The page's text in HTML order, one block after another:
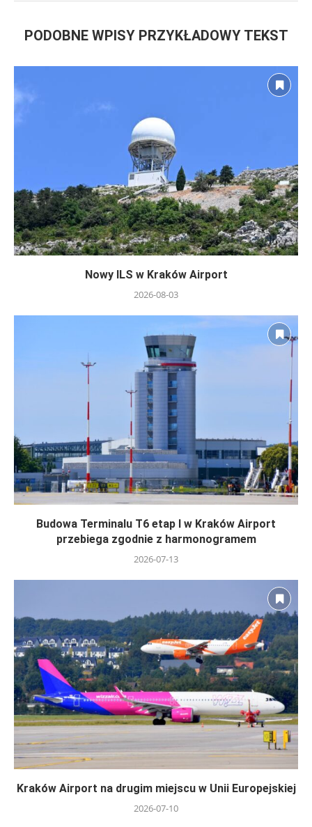
PODOBNE WPISY PRZYKŁADOWY TEKST
Nowy ILS w Kraków Airport
2026-08-03
Budowa Terminalu T6 etap I w Kraków Airport
przebiega zgodnie z harmonogramem
2026-07-13
Kraków Airport na drugim miejscu w Unii Europejskiej
2026-07-10